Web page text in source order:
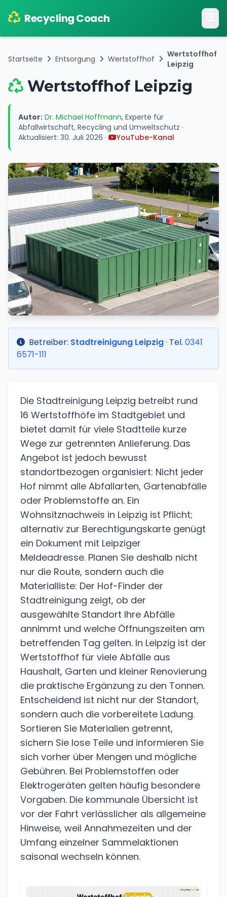
Recycling Coach
Startseite Entsorgung Wertstoffhof
Wertstoffhof
Leipzig
Wertstoffhof Leipzig
Autor: Dr. Michael Hoffmann, Experte für
Abfallwirtschaft, Recycling und Umweltschutz ·
Aktualisiert: 30. Juli 2026 · YouTube-Kanal
Betreiber: Stadtreinigung Leipzig· Tel. 0341
6571-111
Die Stadtreinigung Leipzig betreibt rund
16 Wertstoffhöfe im Stadtgebiet und
bietet damit für viele Stadtteile kurze
Wege zur getrennten Anlieferung. Das
Angebot ist jedoch bewusst
standortbezogen organisiert: Nicht jeder
Hof nimmt alle Abfallarten, Gartenabfälle
oder Problemstoffe an. Ein
Wohnsitznachweis in Leipzig ist Pflicht;
alternativ zur Berechtigungskarte genügt
ein Dokument mit Leipziger
Meldeadresse. Planen Sie deshalb nicht
nur die Route, sondern auch die
Materialliste: Der Hof-Finder der
Stadtreinigung zeigt, ob der
ausgewählte Standort Ihre Abfälle
annimmt und welche Öffnungszeiten am
betreffenden Tag gelten. In Leipzig ist der
Wertstoffhof für viele Abfälle aus
Haushalt, Garten und kleiner Renovierung
die praktische Ergänzung zu den Tonnen.
Entscheidend ist nicht nur der Standort,
sondern auch die vorbereitete Ladung.
Sortieren Sie Materialien getrennt,
sichern Sie lose Teile und informieren Sie
sich vorher über Mengen und mögliche
Gebühren. Bei Problemstoffen oder
Elektrogeräten gelten häufig besondere
Vorgaben. Die kommunale Übersicht ist
vor der Fahrt verlässlicher als allgemeine
Hinweise, weil Annahmezeiten und der
Umfang einzelner Sammelaktionen
saisonal wechseln können.